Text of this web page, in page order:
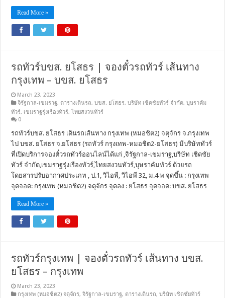
Read More »
รถทัวร์บขส. ยโสธร | จองตั๋วรถทัวร์ เส้นทาง
กรุงเทพ – บขส. ยโสธร
March 23, 2023
จิรัฐกาล-เขมราฐ, ตารางเดินรถ,บขส. ยโสธร,บริษัท เชิดชัยทัวร์ จำกัด,บุษราคัม
ทัวร์, เขมราฐรุ่งเรืองทัวร์,ไทยสงวนทัวร์
0
รถทัวร์บขส. ยโสธร เดินรถเส้นทาง กรุงเทพ (หมอชิต2) จตุจักร จ.กรุงเทพ
ไป บขส. ยโสธร จ.ยโสธร (รถทัวร์ กรุงเทพ-หมอชิต2-ยโสธร) มีบริษัททัวร์
ที่เปิดบริการจองตั๋วรถทัวร์ออนไลน์ได้แก่ ,จิรัฐกาล-เขมราฐ,บริษัท เชิดชัย
ทัวร์ จำกัด,เขมราฐรุ่งเรืองทัวร์,ไทยสงวนทัวร์,บุษราคัมทัวร์ ด้วยรถ
โดยสารปรับอากาศประเภท , ป.1, วิไอพี, วิไอพี 32, ม.4 พ จุดขึ้น : กรุงเทพ
จุดจอด: กรุงเทพ (หมอชิต2) จตุจักร จุดลง : ยโสธร จุดจอด: บขส. ยโสธร
Read More »
รถทัวร์กรุงเทพ | จองตั๋วรถทัวร์ เส้นทาง บขส.
ยโสธร – กรุงเทพ
March 23, 2023
กรุงเทพ (หมอชิต2) จตุจักร,จิรัฐกาล-เขมราฐ, ตารางเดินรถ,บริษัท เชิดชัยทัวร์